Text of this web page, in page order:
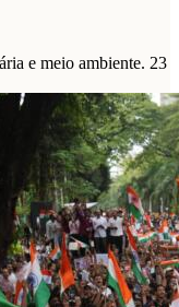
e meio ambiente. 23